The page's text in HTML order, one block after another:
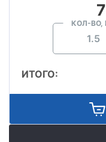
КОЛ-ВО,
ИТОГО: